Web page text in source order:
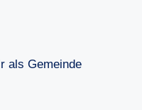
als Gemeinde